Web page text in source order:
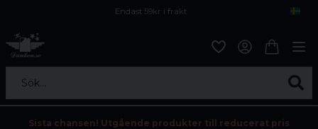
Endast 59kr i frakt
Sök...
Sista chansen! Utgående produkter till reducerat pris